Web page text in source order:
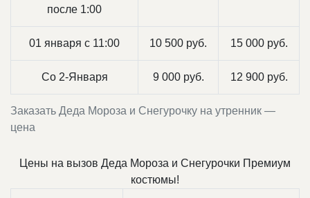
Заказать Деда Мороза и Снегурочку на утренник —
цена
после 1:00
01 января с 11:00 10 500 руб. 15 000 руб.
Со 2-Января 9 000 руб. 12 900 руб.
Цены на вызов Деда Мороза и Снегурочки Премиум
костюмы!